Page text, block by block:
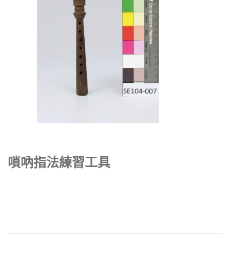
嗩吶指法練習工具